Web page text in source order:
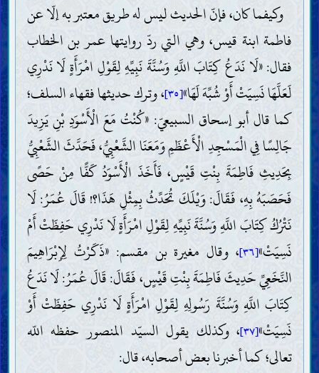
وكيفما كان، فإنّ الحديث ليس له طريق معتبر به إلّا عن
فاطمة ابنة قيس، وهي التي ردّ روايتها عمر بن الخطاب
فقال: «لَا نَدَعُ كِتَابَ اللَّهِ وَسُنَّةَ نَبِيِّهِ لِقَوْلِ امْرَأَةٍ لَا نَدْرِي
لَعَلَّهَا نَسِيَتْ أَوْ شُبِّهَ لَهَا»[٣٥]
، وترك حديثها فقهاء السلف؛
كما قال أبو إسحاق السبيعيّ: «كُنْتُ مَعَ الْأَسْوَدِ بْنِ يَزِيدَ
جَالِسًا فِي الْمَسْجِدِ الْأَعْظَمِ وَمَعَنَا الشَّعْبِيُّ، فَحَدَّثَ الشَّعْبِيُّ
بِحَدِيثِ فَاطِمَةَ بِنْتِ قَيْسٍ، فَأَخَذَ الْأَسْوَدُ كَفًّا مِنْ حَصًى
فَحَصَبَهُ بِهِ، فَقَالَ: وَيْلَكَ تُحَدِّثُ بِمِثْلِ هَذَا؟! قَالَ عُمَرُ: لَا
نَتْرُكُ كِتَابَ اللَّهِ وَسُنَّةَ نَبِيِّهِ لِقَوْلِ امْرَأَةٍ لَا نَدْرِي حَفِظَتْ أَمْ
نَسِيَتْ»[٣٦]
، وقال مغيرة بن مقسم: «ذَكَرْتُ لِإِبْرَاهِيمَ
النَّخَعِيِّ حَدِيثَ فَاطِمَةَ بِنْتِ قَيْسٍ، فَقَالَ: قَالَ عُمَرُ: لَا نَدَعُ
كِتَابَ اللَّهِ وَسُنَّةَ رَسُولِهِ لِقَوْلِ امْرَأَةٍ لَا نَدْرِي حَفِظَتْ أَوْ
نَسِيَتْ»[٣٧]
، وكذلك يقول السيّد المنصور حفظه اللّه
تعالى؛ كما أخبرنا بعض أصحابه، قال: